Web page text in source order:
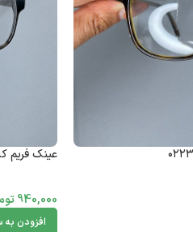
عینک فریم
940,000
افزودن به